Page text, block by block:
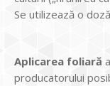
Se utilizează o
Aplicarea foliară
producatorului